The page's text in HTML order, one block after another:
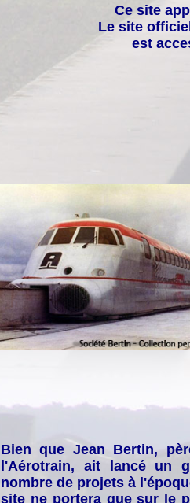
Ce site
Le site
est
Bien que Jean Bertin,
l'Aérotrain, ait lancé un
nombre de projets à
site ne portera que sur le